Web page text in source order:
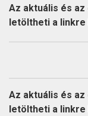
Az aktuális és
letöltheti a linkre
Az aktuális és
letöltheti a linkre